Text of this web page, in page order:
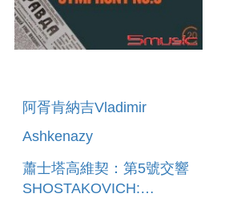
阿胥肯納吉Vladimir
Ashkenazy
蕭士塔高維契：第5號交響
SHOSTAKOVICH: